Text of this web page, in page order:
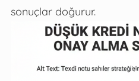
sonuçlar doğurur.